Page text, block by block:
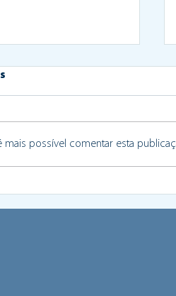
mais possível comentar esta